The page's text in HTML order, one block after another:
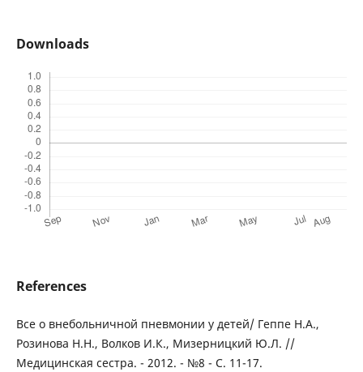
Downloads
References
Все о внебольничной пневмонии у детей/ Геппе Н.А.,
Розинова Н.Н., Волков И.К., Мизерницкий Ю.Л. //
Медицинская сестра. - 2012. - №8 - С. 11-17.